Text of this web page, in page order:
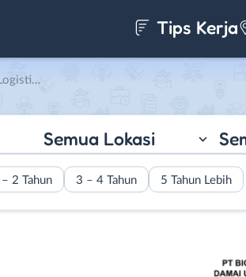
Tips Kerja
Utama
Semua Lokasi
2 Tahun 3 – 4 Tahun 5 Tahun Lebih